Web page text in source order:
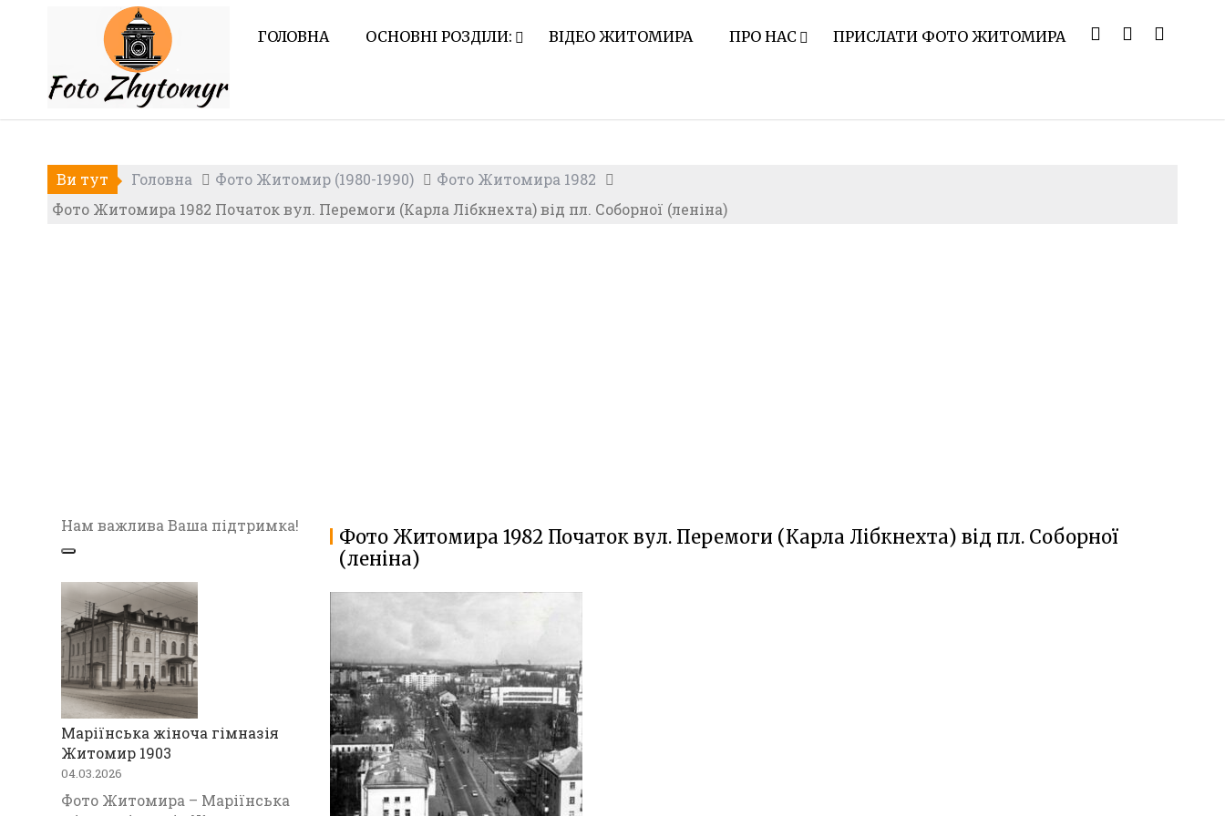
ГОЛОВНА ОСНОВНІ РОЗДІЛИ: ВІДЕО ЖИТОМИРА ПРО НАС ПРИСЛАТИ ФОТО ЖИТОМИРА
Ви тут Головна Фото Житомир (1980-1990)
Фото Житомира 1982
Фото Житомира 1982 Початок вул. Перемоги (Карла Лібкнехта) від пл. Соборної (леніна)
Фото Житомира 1982 Початок вул. Перемоги (Карла Лібкнехта) від пл. Соборної
(леніна)
Нам важлива Ваша підтримка!
Маріїнська жіноча гімназія
Житомир 1903
04.03.2026
Фото Житомира – Маріїнська